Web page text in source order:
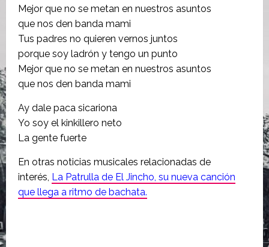
Mejor que no se metan en nuestros asuntos
que nos den banda mami
Tus padres no quieren vernos juntos
porque soy ladrón y tengo un punto
Mejor que no se metan en nuestros asuntos
que nos den banda mami
Ay dale paca sicariona
Yo soy el kinkillero neto
La gente fuerte
En otras noticias musicales relacionadas de
interés, La Patrulla de El Jincho, su nueva canción
que llega a ritmo de bachata.